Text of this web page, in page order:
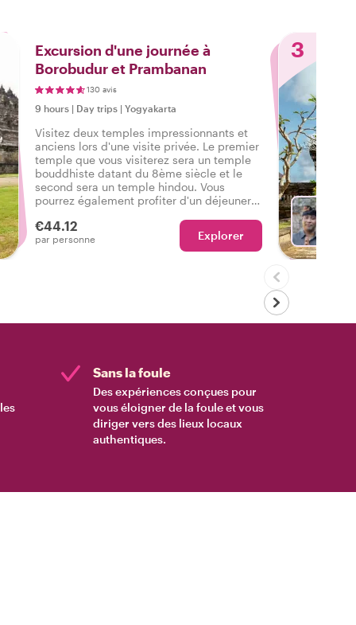
Excursion d'une journée à
Borobudur et Prambanan
130 avis
9 hours | Day trips | Yogyakarta
Visitez deux temples impressionnants et
anciens lors d'une visite privée. Le premier
temple que vous visiterez sera un temple
bouddhiste datant du 8ème siècle et le
second sera un temple hindou. Vous
pourrez également profiter d'un déjeuner
€44.12
par personne Explorer
3
Sans la foule
Des expériences conçues pour
vous éloigner de la foule et vous
diriger vers des lieux locaux
authentiques.